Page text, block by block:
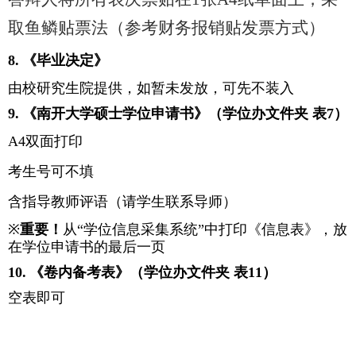
取鱼鳞贴票法（参考财务报销贴发票方式）
8.
《毕业决定》
由校研究生院提供，如暂未发放，可先不装入
9.
《南开大学硕士学位申请书》（学位办文件夹 表7）
A4双面打印
考生号可不填
含指导教师评语（请学生联系导师）
※重要！ 从“学位信息采集系统”中打印《信息表》，放
在学位申请书的最后一页
10.
《卷内备考表》（学位办文件夹 表11）
空表即可